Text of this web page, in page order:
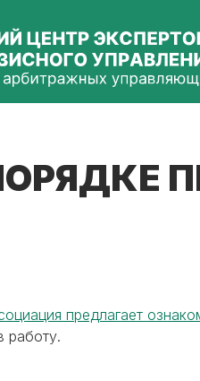
предлагает
работу.